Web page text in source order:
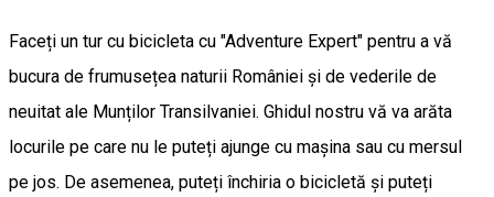
Faceți un tur cu bicicleta cu "Adventure Expert" pentru a vă
bucura de frumusețea naturii României și de vederile de
neuitat ale Munților Transilvaniei. Ghidul nostru vă va arăta
locurile pe care nu le puteți ajunge cu mașina sau cu mersul
pe jos. De asemenea, puteți închiria o bicicletă și puteți